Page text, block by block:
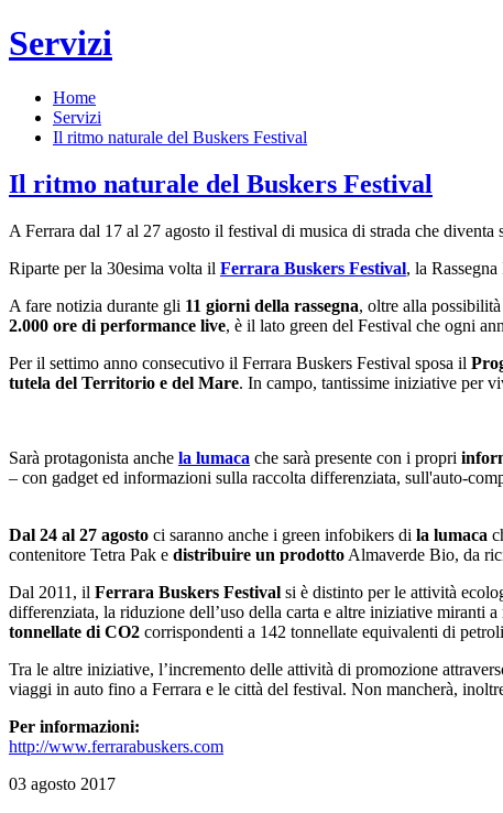
Servizi
Home
Servizi
Il ritmo naturale del Buskers Festival
Il ritmo naturale del Buskers Festival
A Ferrara dal 17 al 27 agosto il festival di musica di strada che
Riparte per la 30esima volta il Ferrara Buskers Festival, la
A fare notizia durante gli 11 giorni della rassegna, oltre alla
2.000 ore di performance live, è il lato green del Festival che ogni
Per il settimo anno consecutivo il Ferrara Buskers Festival sposa il
tutela del Territorio e del Mare. In campo, tantissime iniziative per
Sarà protagonista anche la lumaca che sarà presente con i propri
– con gadget ed informazioni sulla raccolta differenziata, sull'auto-
Dal 24 al 27 agosto ci saranno anche i green infobikers di la lumaca
contenitore Tetra Pak e distribuire un prodotto Almaverde Bio, da
Dal 2011, il Ferrara Buskers Festival si è distinto per le attività
differenziata, la riduzione dell’uso della carta e altre iniziative miranti
tonnellate di CO2 corrispondenti a 142 tonnellate equivalenti di
Tra le altre iniziative, l’incremento delle attività di promozione
viaggi in auto fino a Ferrara e le città del festival. Non mancherà,
Per informazioni:
http://www.ferrarabuskers.com
03 agosto 2017